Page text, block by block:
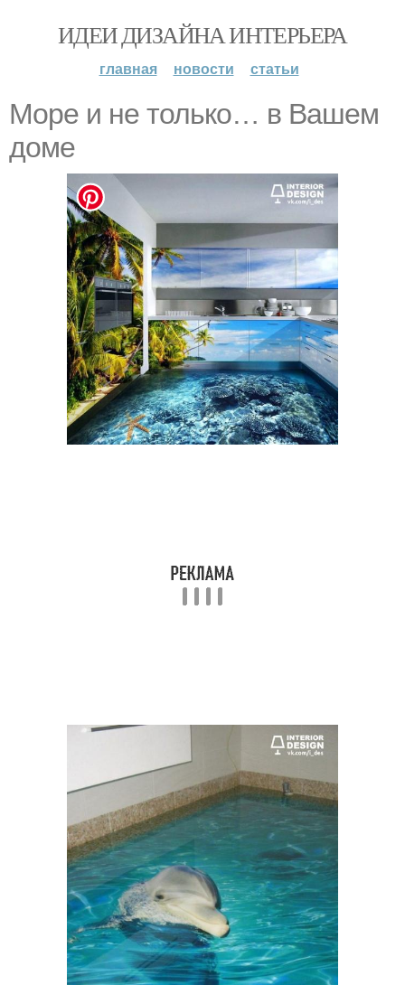
ИДЕИ ДИЗАЙНА ИНТЕРЬЕРА
главная новости статьи
Море и не только… в Вашем
доме